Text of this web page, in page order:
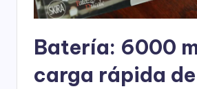
Batería: 6000
carga rápida